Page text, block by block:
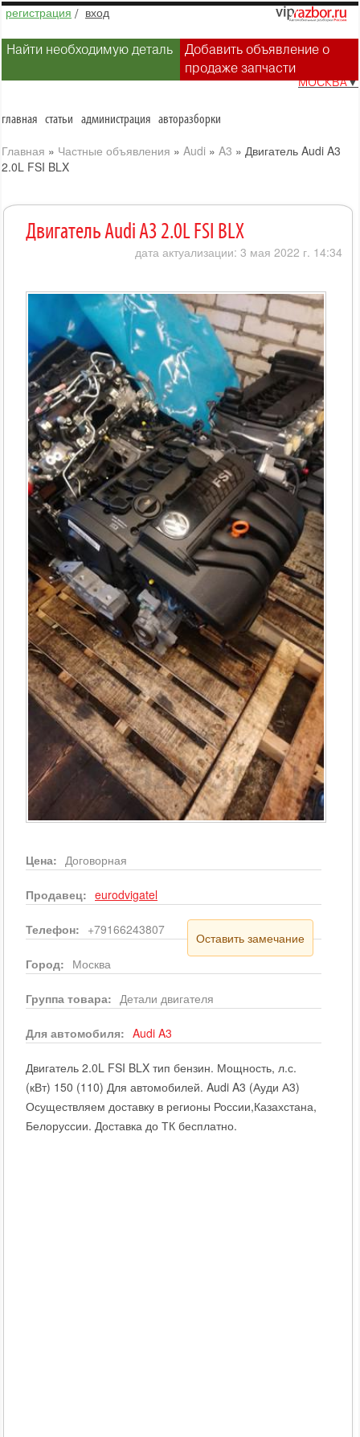
регистрация / вход
Найти необходимую деталь
Добавить объявление о
продаже запчасти
МОСКВА▼
главная статьи администрация авторазборки
Главная » Частные объявления » Audi » A3 » Двигатель Audi A3
2.0L FSI BLX
Двигатель Audi A3 2.0L FSI BLX
дата актуализации: 3 мая 2022 г. 14:34
Цена: Договорная
Продавец: eurodvigatel
Телефон: +79166243807
Оставить замечание
Город: Москва
Группа товара: Детали двигателя
Для автомобиля: Audi A3
Двигатель 2.0L FSI BLX тип бензин. Мощность, л.с.
(кВт) 150 (110) Для автомобилей. Audi A3 (Ауди А3)
Осуществляем доставку в регионы России,Казахстана,
Белоруссии. Доставка до ТК бесплатно.